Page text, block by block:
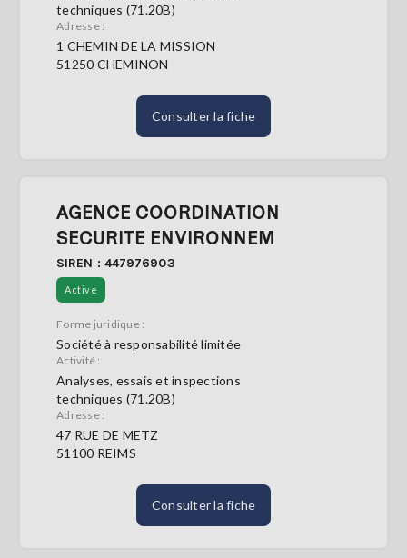
techniques (71.20B)
Adresse :
1 CHEMIN DE LA MISSION
51250 CHEMINON
Consulter la fiche
AGENCE COORDINATION
SECURITE ENVIRONNEM
SIREN : 447976903
Active
Forme juridique :
Société à responsabilité limitée
Activité :
Analyses, essais et inspections
techniques (71.20B)
Adresse :
47 RUE DE METZ
51100 REIMS
Consulter la fiche